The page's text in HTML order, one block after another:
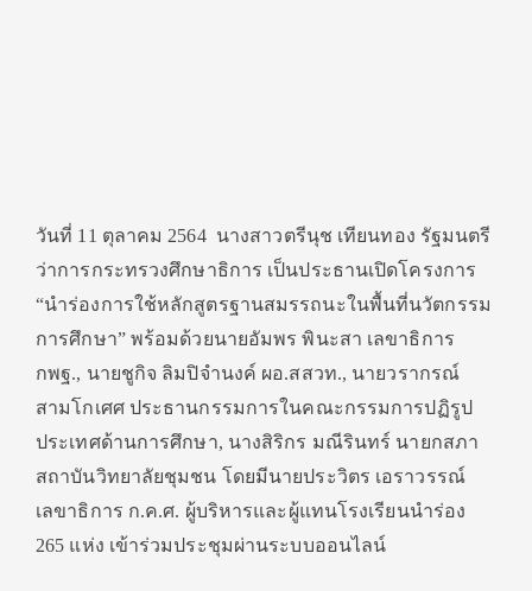
วันที่ 11 ตุลาคม 2564 นางสาวตรีนุช เทียนทอง รัฐมนตรี
ว่าการกระทรวงศึกษาธิการ เป็นประธานเปิดโครงการ
“นำร่องการใช้หลักสูตรฐานสมรรถนะในพื้นที่นวัตกรรม
การศึกษา” พร้อมด้วยนายอัมพร พินะสา เลขาธิการ
กพฐ., นายชูกิจ ลิมปิจำนงค์ ผอ.สสวท., นายวรากรณ์
สามโกเศศ ประธานกรรมการในคณะกรรมการปฏิรูป
ประเทศด้านการศึกษา, นางสิริกร มณีรินทร์ นายกสภา
สถาบันวิทยาลัยชุมชน โดยมีนายประวิตร เอราวรรณ์
เลขาธิการ ก.ค.ศ. ผู้บริหารและผู้แทนโรงเรียนนำร่อง
265 แห่ง เข้าร่วมประชุมผ่านระบบออนไลน์